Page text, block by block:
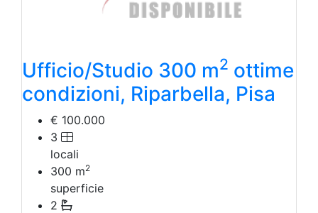
Terreno
Ufficio/Studio 300 m2 ottime
condizioni, Riparbella, Pisa
€ 100.000
3
locali
300 m2
superficie
2